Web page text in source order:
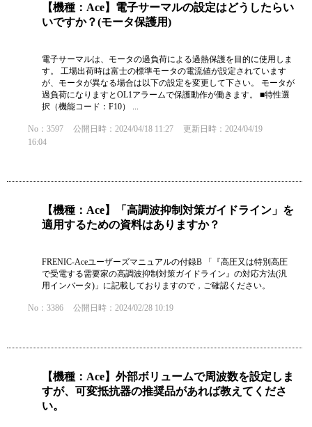
【機種：Ace】電子サーマルの設定はどうしたらい
いですか？(モータ保護用)
電子サーマルは、モータの過負荷による過熱保護を目的に使用しま
す。 工場出荷時は富士の標準モータの電流値が設定されています
が、モータが異なる場合は以下の設定を変更して下さい。 モータが
過負荷になりますとOL1アラームで保護動作が働きます。 ■特性選
択（機能コード：F10） ...
No：3597 公開日時：2024/04/18 11:27
更新日時：2024/04/19
16:04
【機種：Ace】「高調波抑制対策ガイドライン」を
適用するための資料はありますか？
FRENIC-Aceユーザーズマニュアルの付録B 「『高圧又は特別高圧
で受電する需要家の高調波抑制対策ガイドライン』の対応方法(汎
用インバータ)」に記載しておりますので，ご確認ください。
No：3386 公開日時：2024/02/28 10:19
【機種：Ace】外部ボリュームで周波数を設定しま
すが、可変抵抗器の推奨品があれば教えてくださ
い。